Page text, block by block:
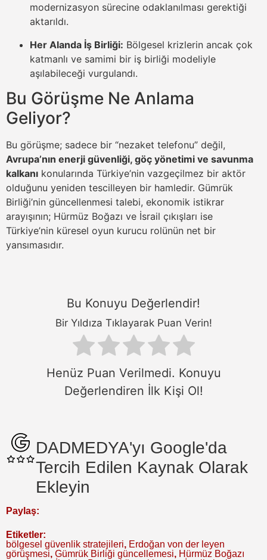
modernizasyon sürecine odaklanılması gerektiği
aktarıldı.
Her Alanda İş Birliği: Bölgesel krizlerin ancak çok
katmanlı ve samimi bir iş birliği modeliyle
aşılabileceği vurgulandı.
Bu Görüşme Ne Anlama
Geliyor?
Bu görüşme; sadece bir “nezaket telefonu” değil,
Avrupa’nın enerji güvenliği, göç yönetimi ve savunma
kalkanı konularında Türkiye’nin vazgeçilmez bir aktör
olduğunu yeniden tescilleyen bir hamledir. Gümrük
Birliği’nin güncellenmesi talebi, ekonomik istikrar
arayışının; Hürmüz Boğazı ve İsrail çıkışları ise
Türkiye’nin küresel oyun kurucu rolünün net bir
yansımasıdır.
Bu Konuyu Değerlendir!
Bir Yıldıza Tıklayarak Puan Verin!
Henüz Puan Verilmedi. Konuyu
Değerlendiren İlk Kişi Ol!
DADMEDYA'yı Google'da
Tercih Edilen Kaynak Olarak
Ekleyin
Paylaş:
Etiketler:
bölgesel güvenlik stratejileri, Erdoğan von der leyen
görüşmesi, Gümrük Birliği güncellemesi, Hürmüz Boğazı